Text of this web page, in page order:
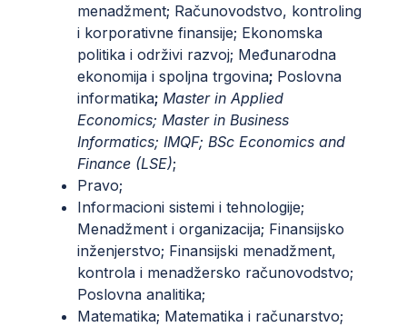
menadžment; Računovodstvo, kontroling
i korporativne finansije; Ekonomska
politika i održivi razvoj; Međunarodna
ekonomija i spoljna trgovina; Poslovna
informatika; Master in Applied
Economics; Master in Business
Informatics; IMQF; BSc Economics and
Finance (LSE);
Pravo;
Informacioni sistemi i tehnologije;
Menadžment i organizacija; Finansijsko
inženjerstvo; Finansijski menadžment,
kontrola i menadžersko računovodstvo;
Poslovna analitika;
Matematika; Matematika i računarstvo;